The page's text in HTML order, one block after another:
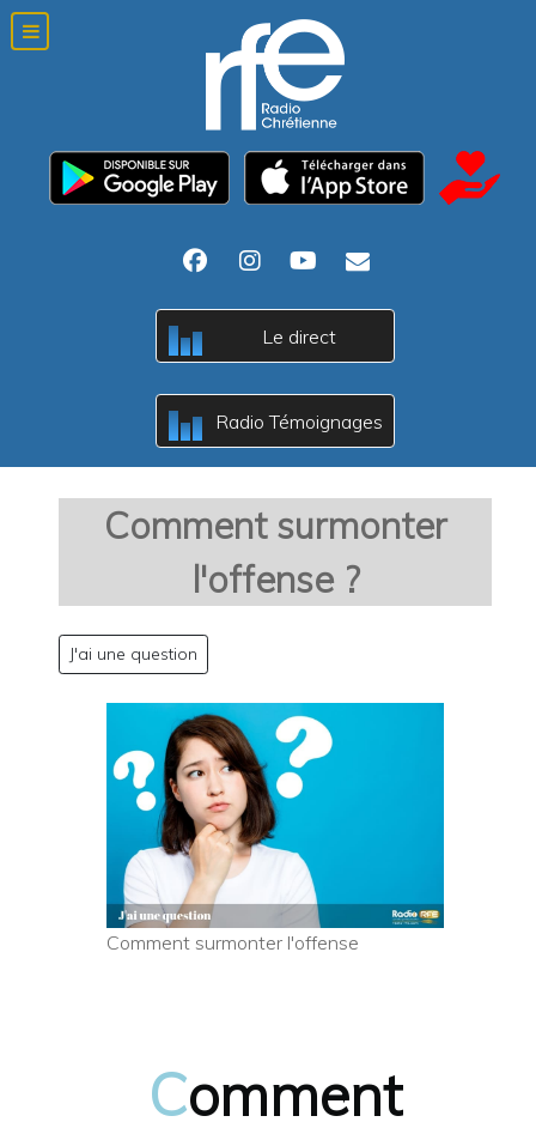
A
B
c
Le direct
A
B
c
Radio Témoignages
Comment surmonter
l'offense ?
J'ai une question
Comment surmonter l'offense
Comment